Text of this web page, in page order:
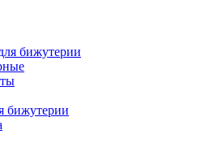
бижутерии
бижутерии